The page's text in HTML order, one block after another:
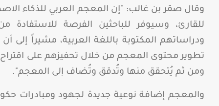
وقال صقر بن غالب: "إن المعجم العربي للذكاء
للقارئ، وسيوفر للباحثين الفرصة
ودراساتهم المكتوبة باللغة العربية، مشيراً
تطوير محتوى المعجم من خلال تحفيزهم على
ومن ثم يُتحقق منها وتُدقق وتُضاف إلى المعجم".
والمعجم إضافة نوعية جديدة لجهود ومبادرات